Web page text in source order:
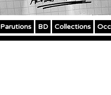
Parutions BD Collections